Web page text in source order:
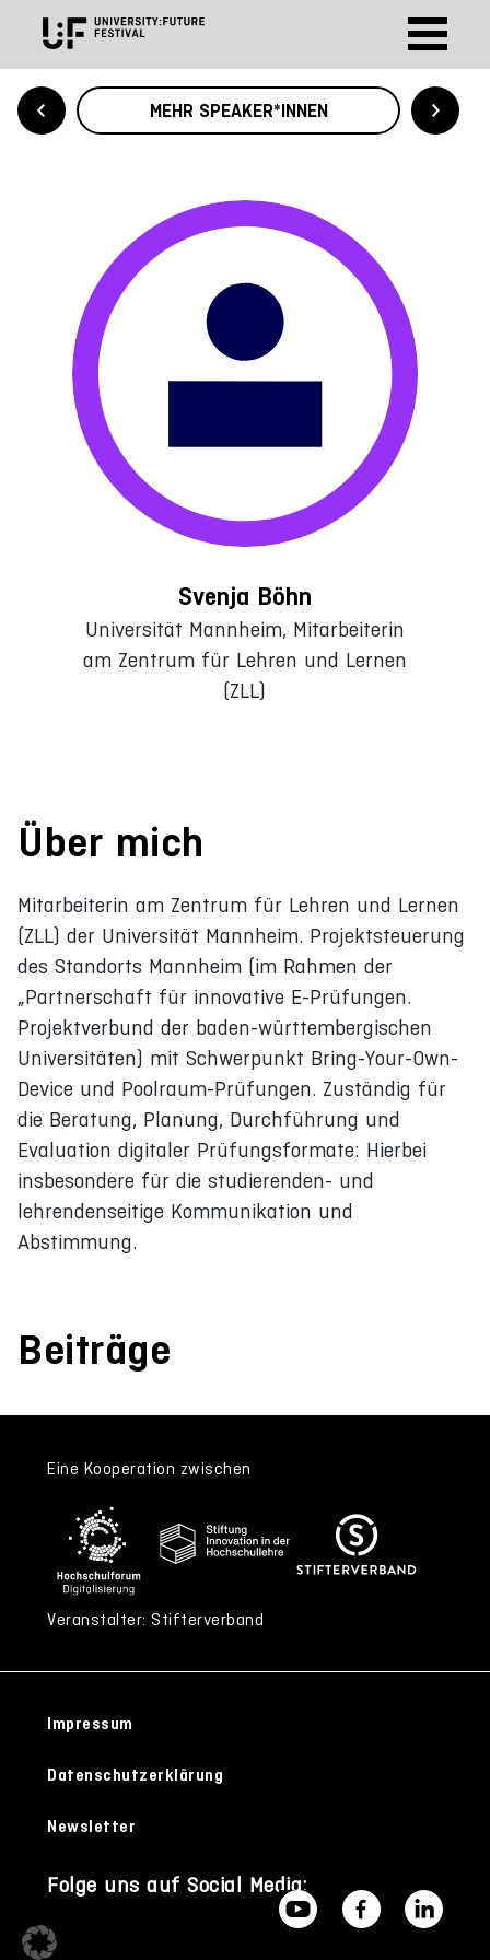
MEHR SPEAKER*INNEN
Svenja Böhn
Universität Mannheim, Mitarbeiterin
am Zentrum für Lehren und Lernen
(ZLL)
Über mich
Mitarbeiterin am Zentrum für Lehren und Lernen
(ZLL) der Universität Mannheim. Projektsteuerung
des Standorts Mannheim (im Rahmen der
„Partnerschaft für innovative E-Prüfungen.
Projektverbund der baden-württembergischen
Universitäten) mit Schwerpunkt Bring-Your-Own-
Device und Poolraum-Prüfungen. Zuständig für
die Beratung, Planung, Durchführung und
Evaluation digitaler Prüfungsformate: Hierbei
insbesondere für die studierenden- und
lehrendenseitige Kommunikation und
Abstimmung.
Beiträge
Eine Kooperation zwischen
Veranstalter: Stifterverband
Impressum
Datenschutzerklärung
Newsletter
Folge uns auf Social Media: